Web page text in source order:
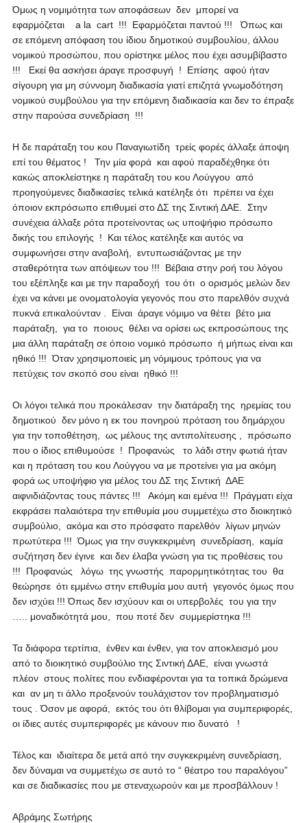
Όμως η νομιμότητα των αποφάσεων δεν μπορεί να
εφαρμόζεται a la cart !!! Εφαρμόζεται παντού !!! Όπως και
σε επόμενη απόφαση του ίδιου δημοτικού συμβουλίου, άλλου
νομικού προσώπου, που ορίστηκε μέλος που έχει ασυμβίβαστο
!!! Εκεί θα ασκήσει άραγε προσφυγή ! Επίσης αφού ήταν
σίγουρη για μη σύννομη διαδικασία γιατί επιζητά γνωμοδότηση
νομικού συμβούλου για την επόμενη διαδικασία και δεν το έπραξε
στην παρούσα συνεδρίαση !!!
Η δε παράταξη του κου Παναγιωτίδη τρείς φορές άλλαξε άποψη
επί του θέματος ! Την μία φορά και αφού παραδέχθηκε ότι
κακώς αποκλείστηκε η παράταξη του κου Λούγγου από
προηγούμενες διαδικασίες τελικά κατέληξε ότι πρέπει να έχει
όποιον εκπρόσωπο επιθυμεί στο ΔΣ της Σιντική ΔΑΕ. Στην
συνέχεια άλλαξε ρότα προτείνοντας ως υποψήφιο πρόσωπο
δικής του επιλογής ! Και τέλος κατέληξε και αυτός να
συμφωνήσει στην αναβολή, εντυπωσιάζοντας με την
σταθερότητα των απόψεων του !!! Βέβαια στην ροή του λόγου
του εξέπληξε και με την παραδοχή του ότι ο ορισμός μελών δεν
έχει να κάνει με ονοματολογία γεγονός που στο παρελθόν συχνά
πυκνά επικαλούνταν . Είναι άραγε νόμιμο να θέτει βέτο μια
παράταξη, για το ποιους θέλει να ορίσει ως εκπροσώπους της
μια άλλη παράταξη σε όποιο νομικό πρόσωπο ή μήπως είναι και
ηθικό !!! Όταν χρησιμοποιείς μη νόμιμους τρόπους για να
πετύχεις τον σκοπό σου είναι ηθικό !!!
Οι λόγοι τελικά που προκάλεσαν την διατάραξη της ηρεμίας του
δημοτικού δεν μόνο η εκ του πονηρού πρόταση του δημάρχου
για την τοποθέτηση, ως μέλους της αντιπολίτευσης , πρόσωπο
που ο ίδιος επιθυμούσε ! Προφανώς το λάδι στην φωτιά ήταν
και η πρόταση του κου Λούγγου να με προτείνει για μα ακόμη
φορά ως υποψήφιο για μέλος του ΔΣ της Σιντική ΔΑΕ
αιφνιδιάζοντας τους πάντες !!! Ακόμη και εμένα !!! Πράγματι είχα
εκφράσει παλαιότερα την επιθυμία μου συμμετέχω στο διοικητικό
συμβούλιο, ακόμα και στο πρόσφατο παρελθόν λίγων μηνών
πρωτύτερα !!! Όμως για την συγκεκριμένη συνεδρίαση, καμία
συζήτηση δεν έγινε και δεν έλαβα γνώση για τις προθέσεις του
!!! Προφανώς λόγω της γνωστής παρορμητικότητας του θα
θεώρησε ότι εμμένω στην επιθυμία μου αυτή γεγονός όμως που
δεν ισχύει !!! Όπως δεν ισχύουν και οι υπερβολές του για την
….. μοναδικότητά μου, που ποτέ δεν συμμερίστηκα !!!
Τα διάφορα τερτίπια, ένθεν και ένθεν, για τον αποκλεισμό μου
από το διοικητικό συμβούλιο της Σιντική ΔΑΕ, είναι γνωστά
πλέον στους πολίτες που ενδιαφέρονται για τα τοπικά δρώμενα
και αν μη τι άλλο προξενούν τουλάχιστον τον προβληματισμό
τους . Όσον με αφορά, εκτός του ότι θλίβομαι για συμπεριφορές,
οι ίδιες αυτές συμπεριφορές με κάνουν πιο δυνατό !
Τέλος και ιδιαίτερα δε μετά από την συγκεκριμένη συνεδρίαση,
δεν δύναμαι να συμμετέχω σε αυτό το “ θέατρο του παραλόγου”
και σε διαδικασίες που με στεναχωρούν και με προσβάλλουν !
Αβράμης Σωτήρης